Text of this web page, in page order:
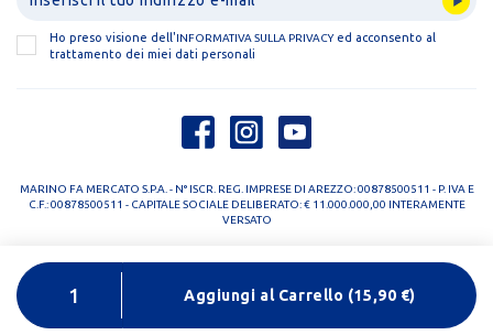
Aggiungi al Carrello (15,90 €)
Ho preso visione dell'INFORMATIVA SULLA PRIVACYed acconsento al
trattamento dei miei dati personali
MARINO FA MERCATO S.P.A. - N° ISCR. REG. IMPRESE DI AREZZO: 00878500511 - P. IVA E
C.F.: 00878500511 - CAPITALE SOCIALE DELIBERATO: € 11.000.000,00 INTERAMENTE
VERSATO
PRIVACY POLICY
COOKIE POLICY